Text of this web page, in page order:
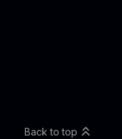
Back to top